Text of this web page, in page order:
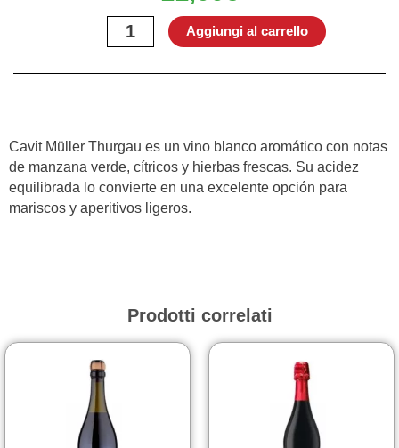
quantità
Aggiungi al carrello
Cavit Müller Thurgau es un vino blanco aromático con notas
de manzana verde, cítricos y hierbas frescas. Su acidez
equilibrada lo convierte en una excelente opción para
mariscos y aperitivos ligeros.
Prodotti correlati